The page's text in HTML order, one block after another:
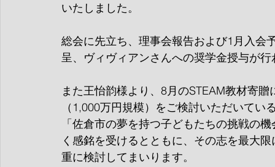
いたしました。
総会に先立ち、理事会報告および1月入会
呈、ヴィヴィアンさんへの奨学金授与が
また王怡韵様より、8月のSTEAM教材寄
（1,000万円規模）をご検討いただいて
「佐倉市の夢を持つ子どもたちの挑戦の
く感銘を受けるとともに、その志を最大
重に検討してまいります。